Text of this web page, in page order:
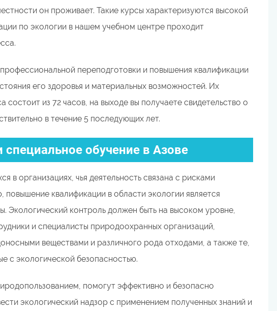
он проживает. Такие курсы характеризуются высокой
по экологии в нашем учебном центре проходит
переподготовки и повышения квалификации
его здоровья и материальных возможностей. Их
из 72 часов, на выходе вы получаете свидетельство о
в течение 5 последующих лет.
обучение в Азове
в организациях, чья деятельность связана с рисками
квалификации в области экологии является
контроль должен быть на высоком уровне,
и специалисты природоохранных организаций,
веществами и различного рода отходами, а также те,
с экологической безопасностью.
помогут эффективно и безопасно
экологический надзор с применением полученных знаний и